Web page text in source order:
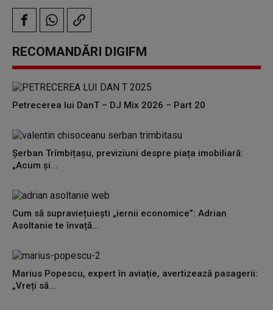
RECOMANDĂRI DIGIFM
Petrecerea lui DanT – DJ Mix 2026 – Part 20
Șerban Trîmbițașu, previziuni despre piața imobiliară:
„Acum și...
Cum să supraviețuiești „iernii economice”: Adrian
Asoltanie te învață...
Marius Popescu, expert în aviație, avertizează pasagerii:
„Vreți să...